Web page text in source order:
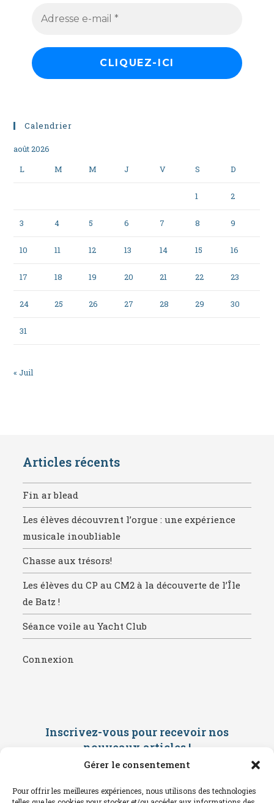
Gérer le consentement
Pour offrir les meilleures expériences, nous utilisons des technologies
Calendrier
août 2026
L
M M J V S D
1 2
3 4 5 6 7 8 9
10 11 12 13 14 15 16
17 18 19 20 21 22 23
24 25 26 27 28 29 30
31
« Juil
Articles récents
Fin ar blead
Les élèves découvrent l’orgue : une expérience
musicale inoubliable
Chasse aux trésors!
Les élèves du CP au CM2 à la découverte de l’Île
de Batz !
Séance voile au Yacht Club
Connexion
Inscrivez-vous pour recevoir nos
nouveaux articles !
Saisissez ci-dessous votre adresse
confirmation par mail. Consultez vos